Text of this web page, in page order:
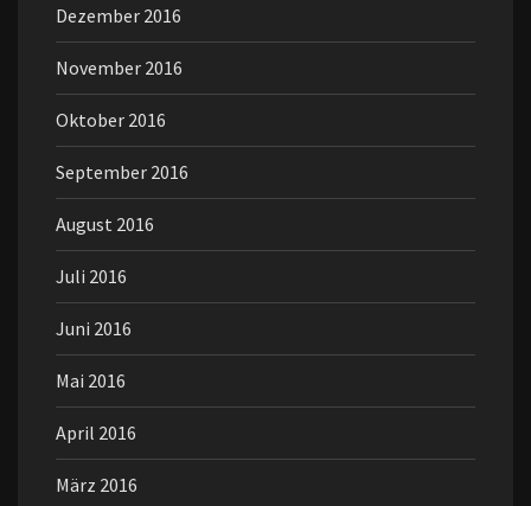
Dezember 2016
November 2016
Oktober 2016
September 2016
August 2016
Juli 2016
Juni 2016
Mai 2016
April 2016
März 2016